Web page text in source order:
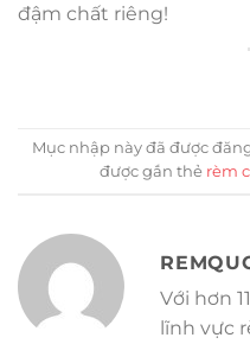
đậm chất riêng!
Mục nhập này đã được
được gắn thẻ rèm
Với hơn
lĩnh vực